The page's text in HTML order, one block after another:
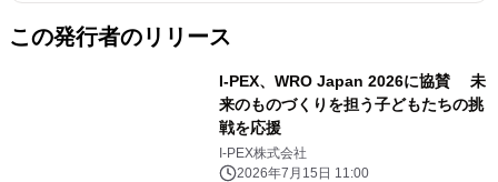
この発行者のリリース
I-PEX、WRO Japan 2026に協賛 未
来のものづくりを担う子どもたちの挑
戦を応援
I-PEX株式会社
2026年7月15日 11:00